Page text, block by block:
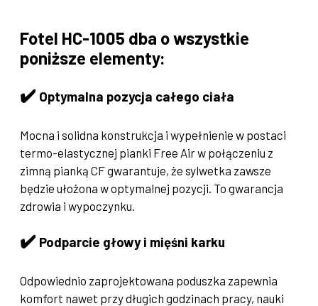
Fotel HC-1005 dba o wszystkie
poniższe elementy:
✔️ Optymalna pozycja całego ciała
Mocna i solidna konstrukcja i wypełnienie w postaci
termo-elastycznej pianki Free Air w połączeniu z
zimną pianką CF gwarantuje, że sylwetka zawsze
będzie ułożona w optymalnej pozycji. To gwarancja
zdrowia i wypoczynku.
✔️ Podparcie głowy i mięśni karku
Odpowiednio zaprojektowana poduszka zapewnia
komfort nawet przy długich godzinach pracy, nauki